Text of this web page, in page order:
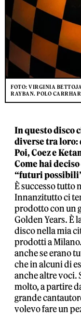
FOTO: VIRGINIA
RAYBAN. POLO
In questo disco
diverse tra loro:
Poi, Coez e
Come hai
“futuri
È successo tutto
Innanzitutto ci
prodotto con un
Golden Years. È
disco nella mia
prodotti a
anche se erano
che in alcuni di
anche altre voci.
molto, a partire
grande
volevo fare un